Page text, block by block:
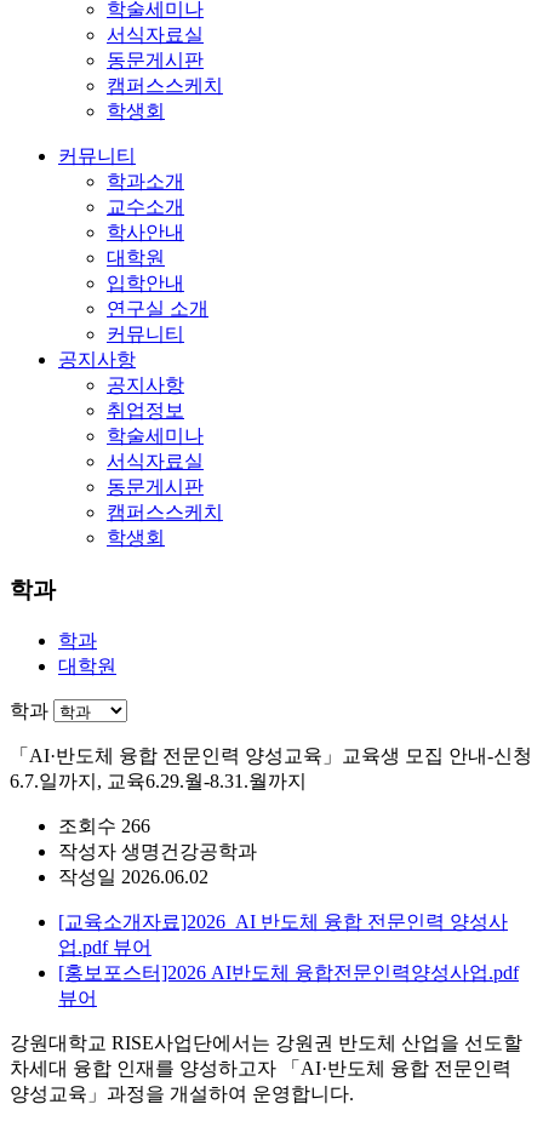
학술세미나
서식자료실
동문게시판
캠퍼스스케치
학생회
커뮤니티
학과소개
교수소개
학사안내
대학원
입학안내
연구실 소개
커뮤니티
공지사항
공지사항
취업정보
학술세미나
서식자료실
동문게시판
캠퍼스스케치
학생회
학과
학과
대학원
학과
「AI·반도체 융합 전문인력 양성교육」교육생 모집 안내-신청
6.7.일까지, 교육6.29.월-8.31.월까지
조회수 266
작성자 생명건강공학과
작성일 2026.06.02
[교육소개자료]2026_AI 반도체 융합 전문인력 양성사
업.pdf 뷰어
[홍보포스터]2026 AI반도체 융합전문인력양성사업.pdf
뷰어
강원대학교 RISE사업단에서는 강원권 반도체 산업을 선도할
차세대 융합 인재를 양성하고자 「AI·반도체 융합 전문인력
양성교육」과정을 개설하여 운영합니다.